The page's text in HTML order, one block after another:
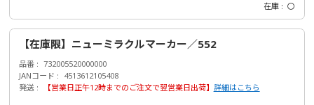
在庫 〇
【在庫限】ニューミラクルマーカー／552
品番
732005520000000
JANコード
4513612105408
発送
【営業日正午12時までのご注文で翌営業日出荷】 詳細はこちら